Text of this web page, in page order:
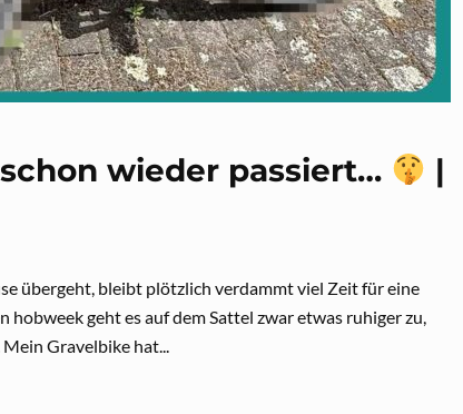
wieder passiert…
|
übergeht, bleibt plötzlich verdammt viel Zeit für eine
hobweek geht es auf dem Sattel zwar etwas ruhiger zu,
Gravelbike hat...